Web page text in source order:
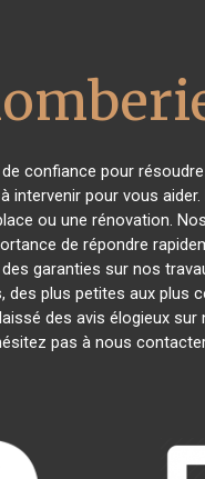
confiance pour
intervenir pour vous
ou une rénovation.
de répondre
garanties sur nos
plus petites aux plus
des avis élogieux
pas à nous